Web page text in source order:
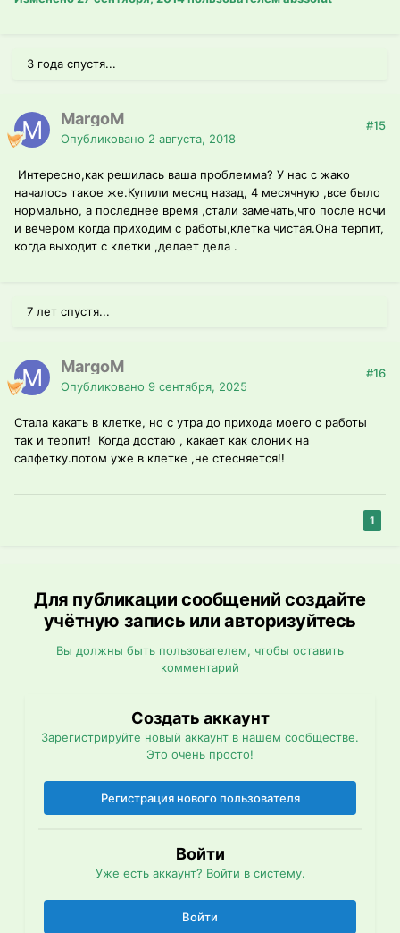
3 года спустя...
MargoM
Опубликовано 2 августа, 2018
#15
Интересно,как решилась ваша проблемма? У нас с жако
началось такое же.Купили месяц назад, 4 месячную ,все было
нормально, а последнее время ,стали замечать,что после ночи
и вечером когда приходим с работы,клетка чистая.Она терпит,
когда выходит с клетки ,делает дела .
7 лет спустя...
MargoM
Опубликовано 9 сентября, 2025
#16
Стала какать в клетке, но с утра до прихода моего с работы
так и терпит! Когда достаю , какает как слоник на
салфетку.потом уже в клетке ,не стесняется!!
1
Для публикации сообщений создайте
учётную запись или авторизуйтесь
Вы должны быть пользователем, чтобы оставить
комментарий
Создать аккаунт
Зарегистрируйте новый аккаунт в нашем сообществе.
Это очень просто!
Регистрация нового пользователя
Войти
Уже есть аккаунт? Войти в систему.
Войти